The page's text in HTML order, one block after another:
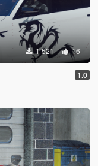
1 521 16
1.0